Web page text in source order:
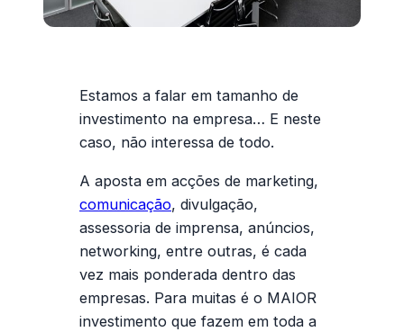
Estamos a falar em tamanho de
investimento na empresa… E neste
caso, não interessa de todo.
A aposta em acções de marketing,
comunicação, divulgação,
assessoria de imprensa, anúncios,
networking, entre outras, é cada
vez mais ponderada dentro das
empresas. Para muitas é o MAIOR
investimento que fazem em toda a